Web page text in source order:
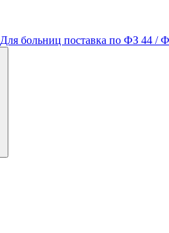
Для больниц поставка по ФЗ 44 /